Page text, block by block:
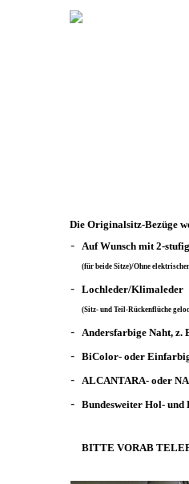
Die Originalsitz-Bezüge
- Auf Wunsch mit 2-
(für beide Sitze)/Ohne
- Lochleder/Klimaleder
(Sitz- und Teil-Rückenflüche
- Andersfarbige Naht, z.
- BiColor- oder
- ALCANTARA- oder
- Bundesweiter Hol-
BITTE VORAB